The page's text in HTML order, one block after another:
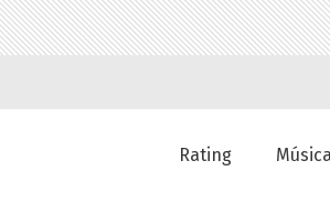
Rating Música